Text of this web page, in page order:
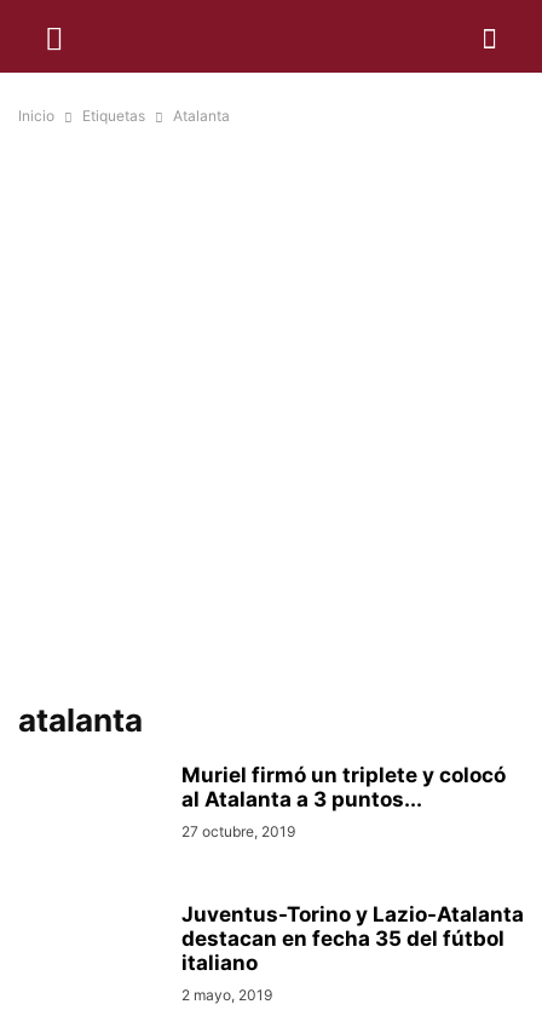
Inicio Etiquetas Atalanta
atalanta
Muriel firmó un triplete y colocó
al Atalanta a 3 puntos...
27 octubre, 2019
Juventus-Torino y Lazio-Atalanta
destacan en fecha 35 del fútbol
italiano
2 mayo, 2019